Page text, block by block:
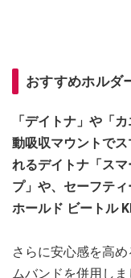
おすすめホルダ
「デイトナ」や「
動吸収マウントで
れるデイトナ「ス
プ」や、セーフテ
ホールド ビートル
さらに安心感を高
ムバンドを併用しま